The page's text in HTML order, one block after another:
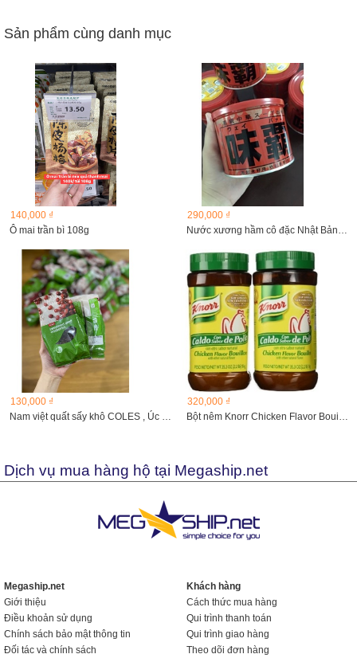
Sản phẩm cùng danh mục
140,000 ₫
Ô mai trần bì 108g
290,000 ₫
Nước xương hầm cô đặc Nhật Bản, Hũ 500g
130,000 ₫
Nam việt quất sấy khô COLES , Úc gói 150gam
320,000 ₫
Bột nêm Knorr Chicken Flavor Bouillon 1.14kg
Dịch vụ mua hàng hộ tại Megaship.net
Megaship.net
Giới thiệu
Điều khoản sử dụng
Chính sách bảo mật thông tin
Đối tác và chính sách
Khách hàng
Cách thức mua hàng
Qui trình thanh toán
Qui trình giao hàng
Theo dõi đơn hàng